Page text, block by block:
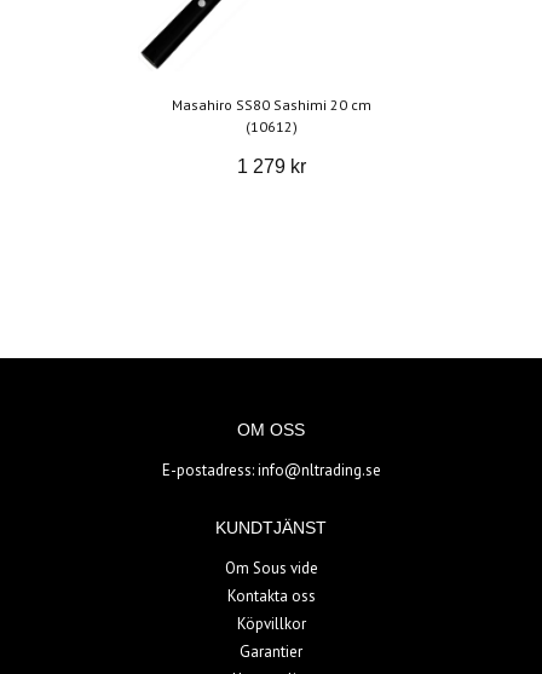
Masahiro SS80 Sashimi 20 cm
(10612)
1 279 kr
OM OSS
E-postadress:info@nltrading.se
KUNDTJÄNST
Om Sous vide
Kontakta oss
Köpvillkor
Garantier